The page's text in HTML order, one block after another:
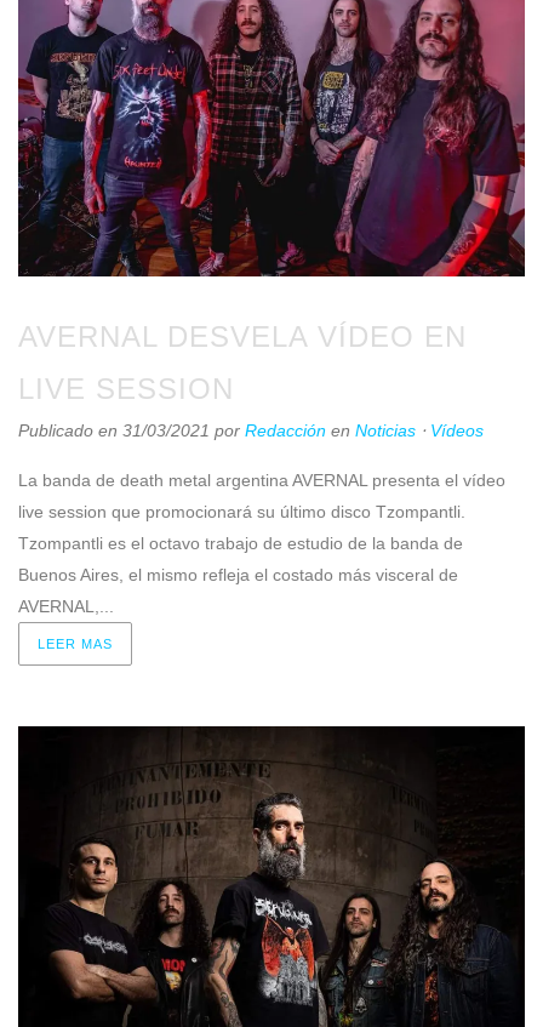
AVERNAL DESVELA VÍDEO EN
LIVE SESSION
Publicado en 31/03/2021 por Redacción en Noticias ⋅ Vídeos
La banda de death metal argentina AVERNAL presenta el vídeo
live session que promocionará su último disco Tzompantli.
Tzompantli es el octavo trabajo de estudio de la banda de
Buenos Aires, el mismo refleja el costado más visceral de
AVERNAL,...
LEER MAS